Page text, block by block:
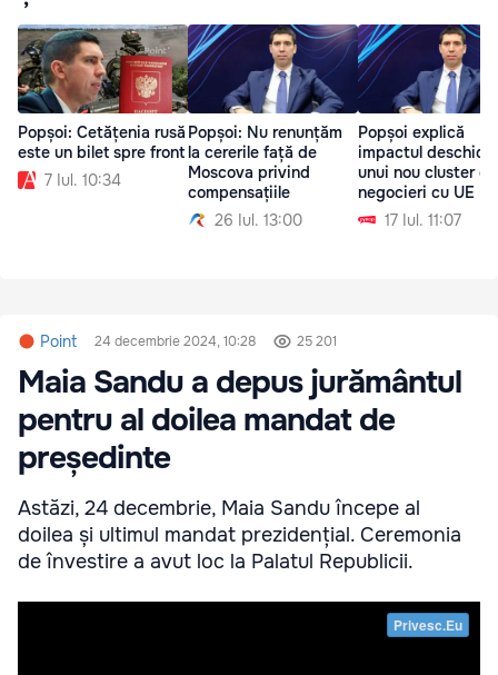
Popșoi: Cetățenia rusă
este un bilet spre front
7 Iul. 10:34
Popșoi: Nu renunțăm
la cererile față de
Moscova privind
compensațiile
26 Iul. 13:00
Popșoi explică
impactul
unui nou cluster de
negocieri cu UE
17 Iul. 11:07
Point 24 decembrie 2024, 10:28 25 201
Maia Sandu a depus jurământul
pentru al doilea mandat de
președinte
Astăzi, 24 decembrie, Maia Sandu începe al
doilea și ultimul mandat prezidențial. Ceremonia
de învestire a avut loc la Palatul Republicii.